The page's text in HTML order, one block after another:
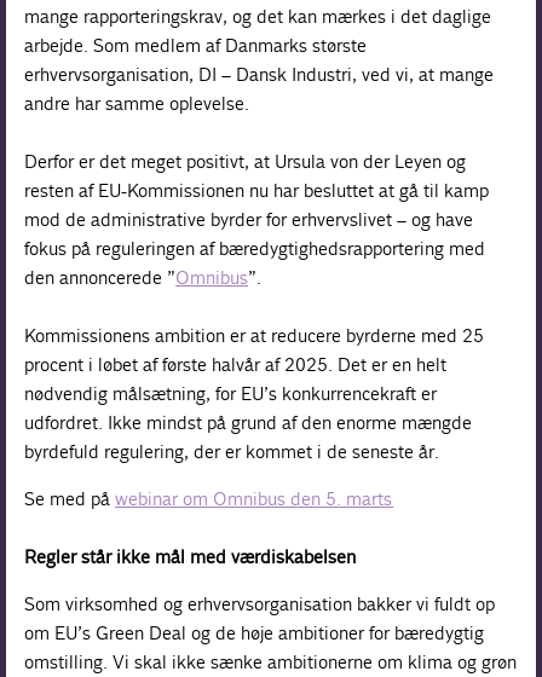
mange rapporteringskrav, og det kan mærkes i det daglige
arbejde. Som medlem af Danmarks største
erhvervsorganisation, DI – Dansk Industri, ved vi, at mange
andre har samme oplevelse.
Derfor er det meget positivt, at Ursula von der Leyen og
resten af EU-Kommissionen nu har besluttet at gå til kamp
mod de administrative byrder for erhvervslivet – og have
fokus på reguleringen af bæredygtighedsrapportering med
den annoncerede ”Omnibus”.
Kommissionens ambition er at reducere byrderne med 25
procent i løbet af første halvår af 2025. Det er en helt
nødvendig målsætning, for EU’s konkurrencekraft er
udfordret. Ikke mindst på grund af den enorme mængde
byrdefuld regulering, der er kommet i de seneste år.
Se med påwebinar om Omnibus den 5. marts
Regler står ikke mål med værdiskabelsen
Som virksomhed og erhvervsorganisation bakker vi fuldt op
om EU’s Green Deal og de høje ambitioner for bæredygtig
omstilling. Vi skal ikke sænke ambitionerne om klima og grøn